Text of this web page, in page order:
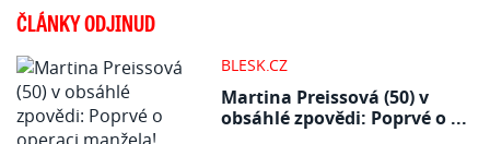
ČLÁNKY ODJINUD
BLESK.CZ
Martina Preissová (50) v
obsáhlé zpovědi: Poprvé o ...